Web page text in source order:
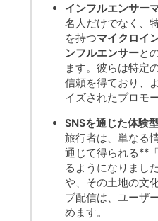
インフルエンサー
名人だけでなく、
を持つマイクロイ
ンフルエンサーと
ます。彼らは特定
信頼を得ており、
イズされたプロモ
SNSを通じた体験
旅行者は、単なる
通じて得られる**
るようになりまし
や、その土地の文
ブ配信は、ユーザ
めます。